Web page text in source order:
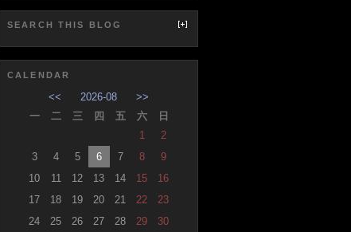
SEARCH THIS BLOG
CALENDAR
<< 2026-08
>>
一
二 三 四 五 六
日
1
2
3
4 5 6 7 8
9
10
11 12 13 14 15
16
17
18 19 20 21 22
23
24
25 26 27 28 29
30